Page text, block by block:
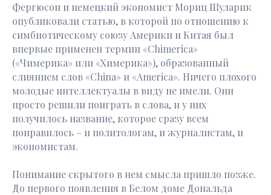
Фергюсон и немецкий экономист Мориц Шуларик
опубликовали статью, в которой по отношению к
симбиотическому союзу Америки и Китая был
впервые применен термин «Chimerica»
(«Чимерика» или «Химерика»), образованный
слиянием слов «China» и «America». Ничего плохого
молодые интеллектуалы в виду не имели. Они
просто решили поиграть в слова, и у них
получилось название, которое сразу всем
понравилось – и политологам, и журналистам, и
экономистам.
Понимание скрытого в нем смысла пришло позже.
До первого появления в Белом доме Дональда